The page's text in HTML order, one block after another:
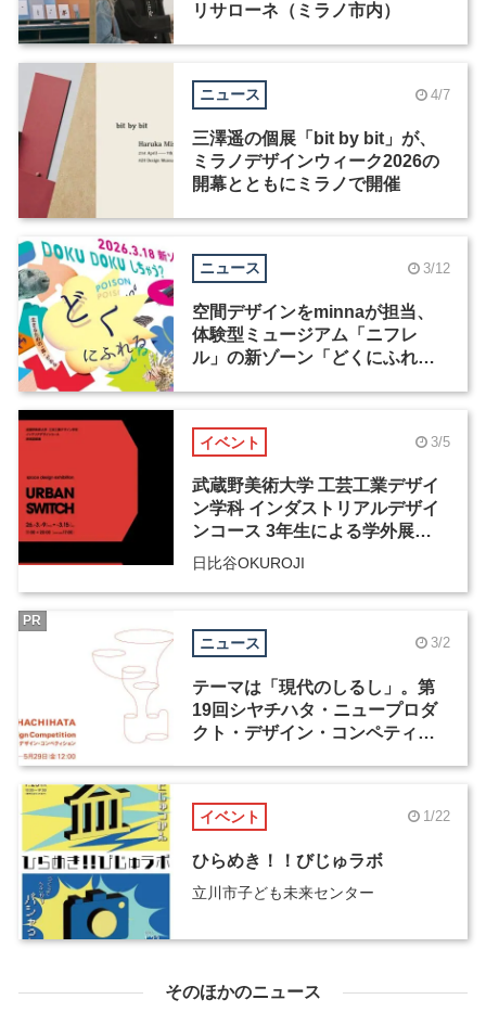
リサローネ（ミラノ市内）
ニュース 4/7
三澤遥の個展「bit by bit」が、
ミラノデザインウィーク2026の
開幕とともにミラノで開催
ニュース 3/12
空間デザインをminnaが担当、
体験型ミュージアム「ニフレ
ル」の新ゾーン「どくにふれ
イベント 3/5
武蔵野美術大学 工芸工業デザイ
ン学科 インダストリアルデザイ
ンコース 3年生による学外展
「URBAN SWITCH」
日比谷OKUROJI
ニュース 3/2
テーマは「現代のしるし」。第
19回シヤチハタ・ニュープロダ
クト・デザイン・コンペティシ
PR
イベント 1/22
ひらめき！！びじゅラボ
立川市子ども未来センター
そのほかのニュース